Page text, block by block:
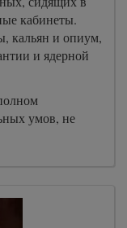
кабинеты.
кальян и опиум,
и ядерной
умов, не